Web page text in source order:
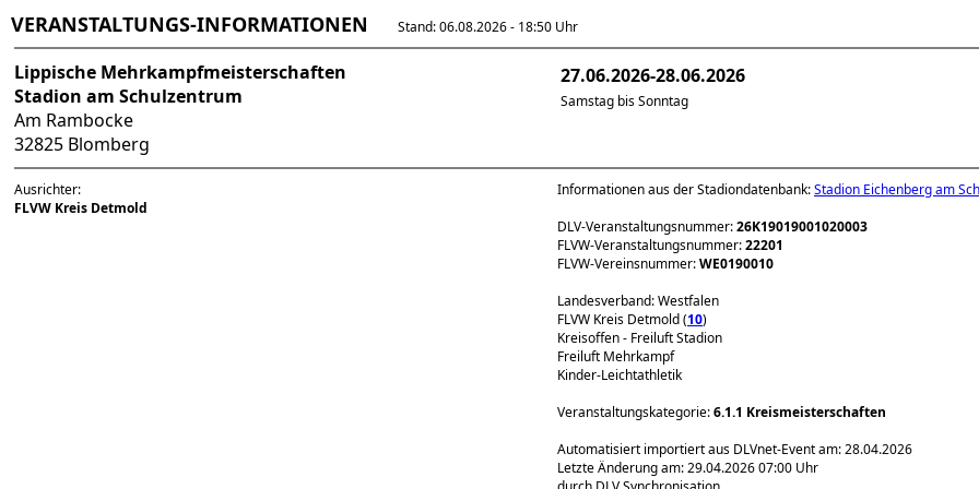
VERANSTALTUNGS-INFORMATIONEN Stand: 06.08.2026 - 18:50 Uhr
Lippische Mehrkampfmeisterschaften
Stadion am Schulzentrum
Am Rambocke
32825 Blomberg
27.06.2026-28.06.2026
Samstag bis Sonntag
Ausrichter:
FLVW Kreis Detmold
Informationen aus der Stadiondatenbank:Stadion Eichenberg am
DLV-Veranstaltungsnummer:26K19019001020003
FLVW-Veranstaltungsnummer:22201
FLVW-Vereinsnummer:WE0190010
Landesverband: Westfalen
FLVW Kreis Detmold (10)
Kreisoffen - Freiluft Stadion
Freiluft Mehrkampf
Kinder-Leichtathletik
Veranstaltungskategorie:6.1.1 Kreismeisterschaften
Automatisiert importiert aus DLVnet-Event am: 28.04.2026
Letzte Änderung am: 29.04.2026 07:00 Uhr